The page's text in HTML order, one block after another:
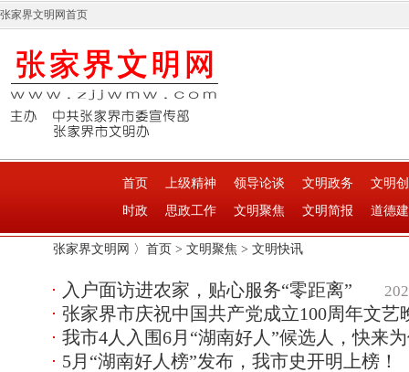
张家界文明网首页
首页 上级精神 领导论谈 文明政务
文明
时政
思政工作 文明聚焦 文明简报 道德
张家界文明网 〉 首页 > 文明聚焦 > 文明快讯
入户面访进农家，贴心服务“零距离”
张家界市庆祝中国共产党成立100周年文艺
我市4人入围6月“湖南好人”候选人，快来
5月“湖南好人榜”发布，我市史开明上榜！